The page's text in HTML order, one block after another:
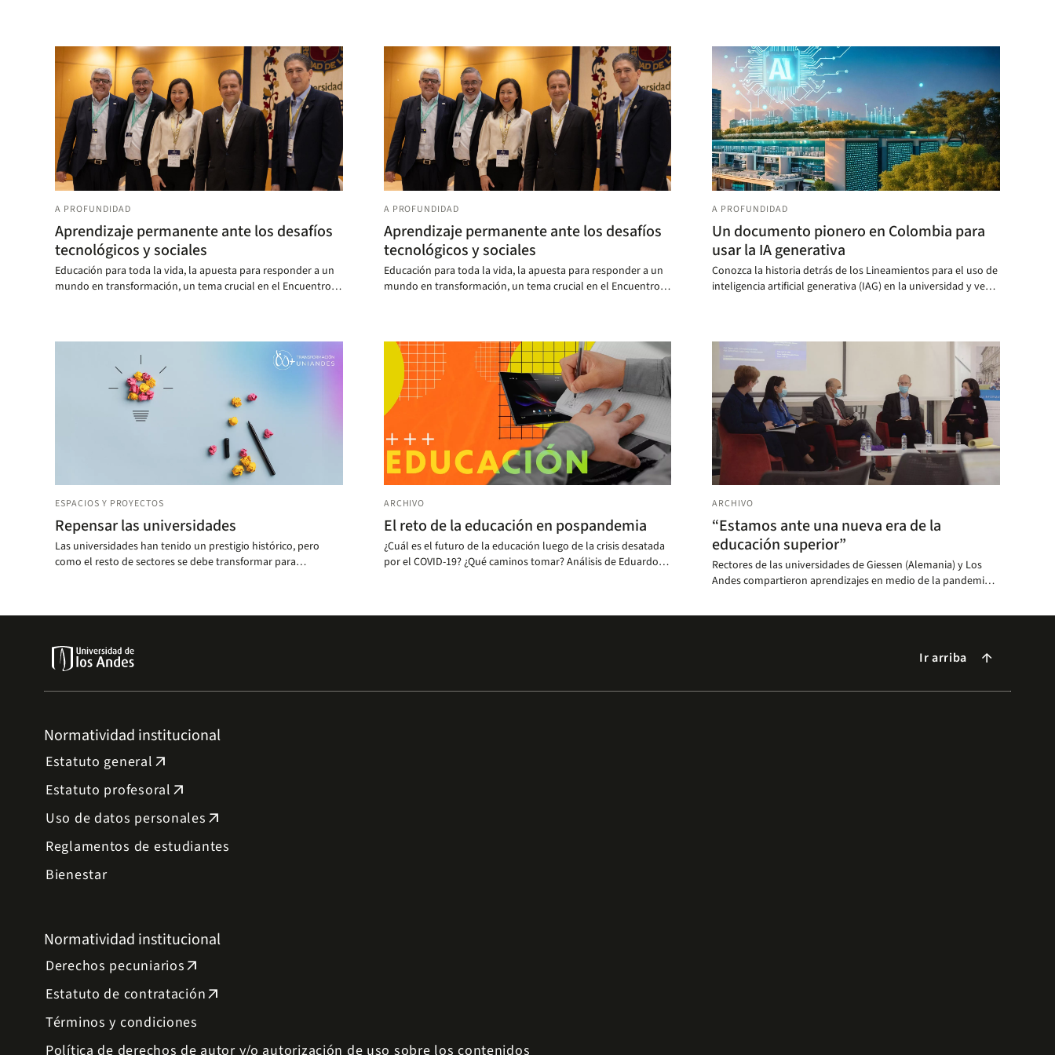
A PROFUNDIDAD
Aprendizaje permanente ante los desafíos
tecnológicos y sociales
Educación para toda la vida, la apuesta para responder a un
mundo en transformación, un tema crucial en el Encuentro
A PROFUNDIDAD
Aprendizaje permanente ante los desafíos
tecnológicos y sociales
Educación para toda la vida, la apuesta para responder a un
mundo en transformación, un tema crucial en el Encuentro
A PROFUNDIDAD
Un documento pionero en Colombia para
usar la IA generativa
Conozca la historia detrás de los Lineamientos para el uso de
inteligencia artificial generativa (IAG) en la universidad y vea
ESPACIOS Y PROYECTOS
Repensar las universidades
Las universidades han tenido un prestigio histórico, pero
como el resto de sectores se debe transformar para
ARCHIVO
El reto de la educación en pospandemia
¿Cuál es el futuro de la educación luego de la crisis desatada
por el COVID-19? ¿Qué caminos tomar? Análisis de Eduardo
ARCHIVO
“Estamos ante una nueva era de la
educación superior”
Rectores de las universidades de Giessen (Alemania) y Los
Andes compartieron aprendizajes en medio de la pandemia.
retos.
Ir arriba arrow_forward
Normatividad institucional
Estatuto general arrow_outward
Estatuto profesoral arrow_outward
Uso de datos personales arrow_outward
Reglamentos de estudiantes
Bienestar
Normatividad institucional
Derechos pecuniariosarrow_outward
Estatuto de contrataciónarrow_outward
Términos y condiciones
Política de derechos de autor y/o autorización de uso sobre los contenidos